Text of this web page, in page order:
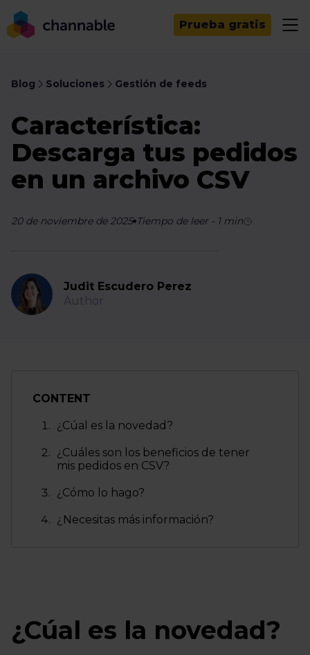
Prueba gratis
Blog Soluciones Gestión de feeds
Característica:
Descarga tus pedidos
en un archivo CSV
20 de noviembre de 2025 Tiempo de leer- 1min
Judit Escudero Perez
Author
CONTENT
¿Cúal es la novedad?
¿Cuáles son los beneficios de tener
mis pedidos en CSV?
¿Cómo lo hago?
¿Necesitas más información?
¿Cúal es la novedad?